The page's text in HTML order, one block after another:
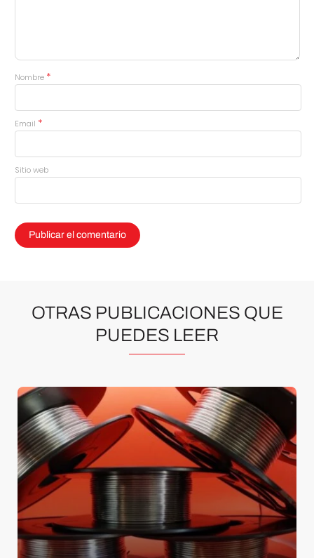
Nombre *
Email *
Sitio web
OTRAS PUBLICACIONES QUE
PUEDES LEER